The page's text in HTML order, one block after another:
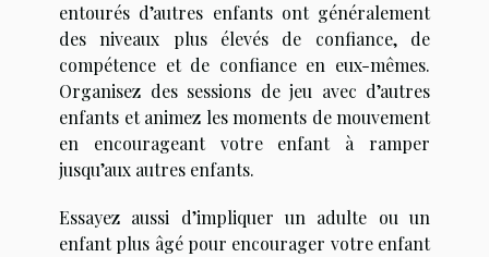
entourés d’autres enfants ont généralement
des niveaux plus élevés de confiance, de
compétence et de confiance en eux-mêmes.
Organisez des sessions de jeu avec d’autres
enfants et animez les moments de mouvement
en encourageant votre enfant à ramper
jusqu’aux autres enfants.
Essayez aussi d’impliquer un adulte ou un
enfant plus âgé pour encourager votre enfant